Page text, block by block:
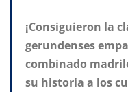
¡Consiguieron la
gerundenses
combinado
su historia a los